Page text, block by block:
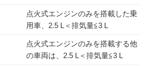
点火式エンジンのみを搭載した乗
用車、2.5 L＜排気量≦3 L
点火式エンジンのみを搭載する他
の車両は、2.5 L＜排気量≦3 L